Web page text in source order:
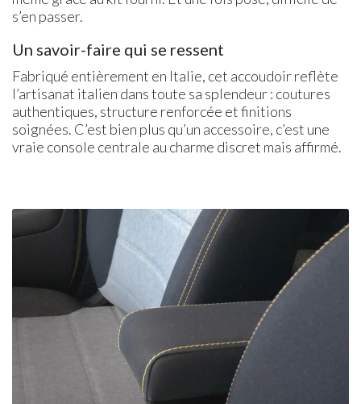
s’en passer.
Un savoir-faire qui se ressent
Fabriqué entièrement en Italie, cet accoudoir reflète
l’artisanat italien dans toute sa splendeur : coutures
authentiques, structure renforcée et finitions
soignées. C’est bien plus qu’un accessoire, c’est une
vraie console centrale au charme discret mais affirmé.